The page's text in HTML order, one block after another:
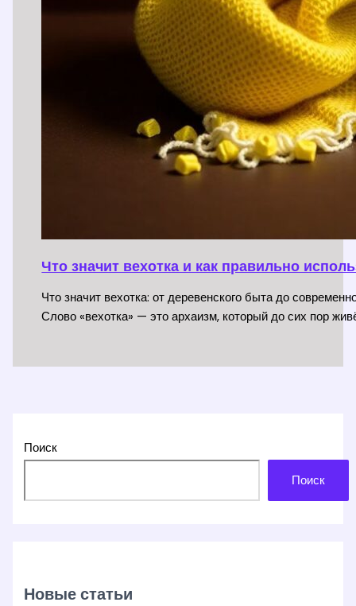
Что значит вехотка и как правильно
Что значит вехотка: от деревенского быта до
Слово «вехотка» — это архаизм, который до сих пор
Поиск
Поиск
Новые статьи